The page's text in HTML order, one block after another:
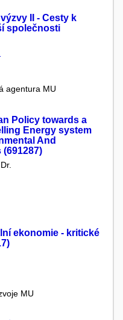
II - Cesty k
společnosti
agentura MU
Policy towards a
Energy system
And
ekonomie - kritické
MU